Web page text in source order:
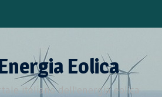
Giugno/Luglio 2025
Eolica
italiano dell'energia eolica